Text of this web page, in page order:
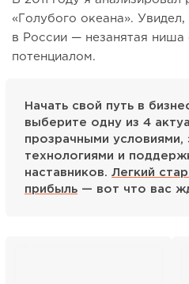
«Голубого океана».
в России — незанятая
потенциалом.
Начать свой путь в
выберите одну из 4
прозрачными условиями,
технологиями и
наставников. Легкий
прибыль — вот что вас